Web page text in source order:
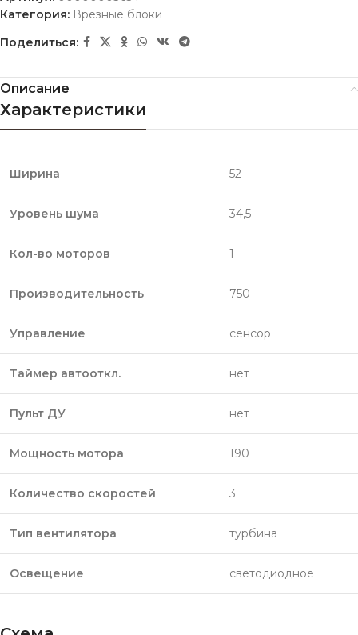
Категория: Врезные блоки
Поделиться:
Описание
Характеристики
Ширина 52
Уровень шума 34,5
Кол-во моторов 1
Производительность 750
Управление сенсор
Таймер автооткл. нет
Пульт ДУ нет
Мощность мотора 190
Количество скоростей 3
Тип вентилятора турбина
Освещение светодиодное